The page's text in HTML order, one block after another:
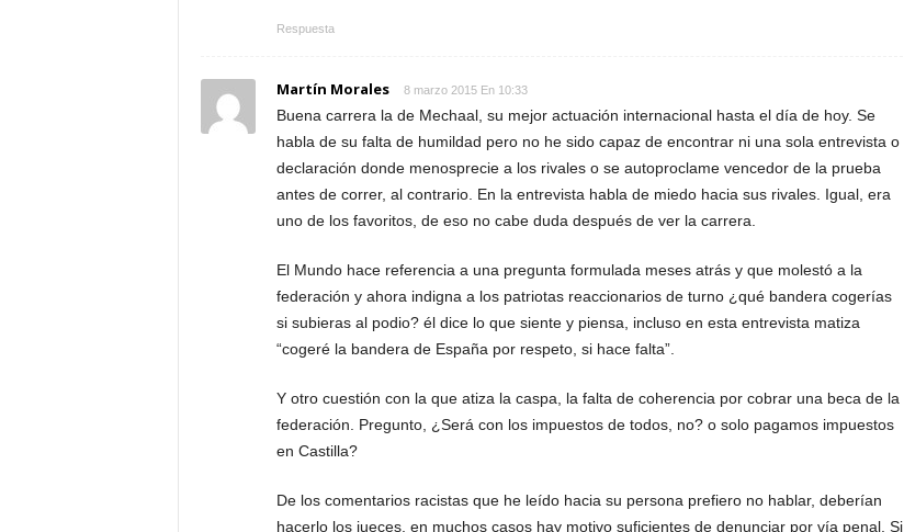
Respuesta
Martín Morales 8 marzo 2015 En 10:33
Buena carrera la de Mechaal, su mejor actuación internacional hasta el día de hoy. Se
habla de su falta de humildad pero no he sido capaz de encontrar ni una sola entrevista o
declaración donde menosprecie a los rivales o se autoproclame vencedor de la prueba
antes de correr, al contrario. En la entrevista habla de miedo hacia sus rivales. Igual, era
uno de los favoritos, de eso no cabe duda después de ver la carrera.
El Mundo hace referencia a una pregunta formulada meses atrás y que molestó a la
federación y ahora indigna a los patriotas reaccionarios de turno ¿qué bandera cogerías
si subieras al podio? él dice lo que siente y piensa, incluso en esta entrevista matiza
“cogeré la bandera de España por respeto, si hace falta”.
Y otro cuestión con la que atiza la caspa, la falta de coherencia por cobrar una beca de la
federación. Pregunto, ¿Será con los impuestos de todos, no? o solo pagamos impuestos
en Castilla?
De los comentarios racistas que he leído hacia su persona prefiero no hablar, deberían
hacerlo los jueces, en muchos casos hay motivo suficientes de denunciar por vía penal. Si